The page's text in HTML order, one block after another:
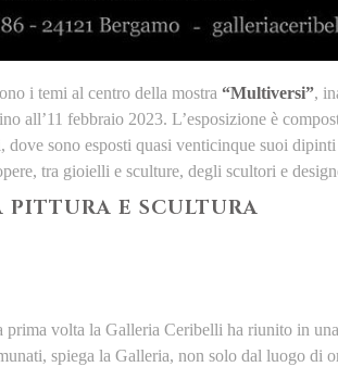
i temi al centro della mostra “Multiversi”,
all’11 febbraio 2023. L’esposizione è
sono esposti quasi venticinque suoi
tra gioielli e sculture, degli scultori e
E SCULTURA
prima volta la Galleria Ceribelli ha riunito in
spiega la Galleria, non solo dal luogo di